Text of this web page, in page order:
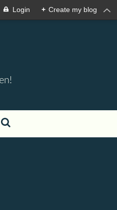
Login + Create my blog